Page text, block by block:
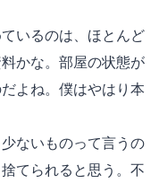
いるのは、ほとんど
かな。部屋の状態が
よね。僕はやはり本
ないものって言うの
てられると思う。不